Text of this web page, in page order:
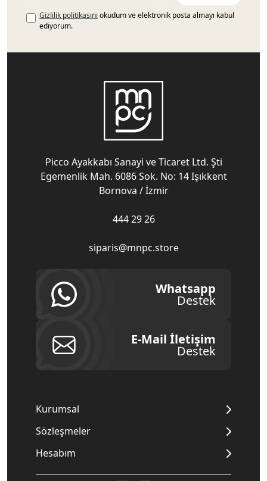
Gizlilik politikasını okudum ve elektronik posta almayı kabul
ediyorum.
Picco Ayakkabı Sanayi ve Ticaret Ltd. Şti
Egemenlik Mah. 6086 Sok. No: 14 Işıkkent
Bornova / İzmir
444 29 26
siparis@mnpc.store
Whatsapp
Destek
E-Mail İletişim
Destek
Kurumsal
Sözleşmeler
Hesabım